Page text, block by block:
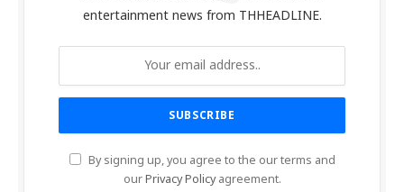
entertainment news from THHEADLINE.
By signing up, you agree to the our terms and
ourPrivacy Policyagreement.